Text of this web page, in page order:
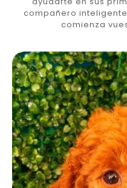
compañero
comienza